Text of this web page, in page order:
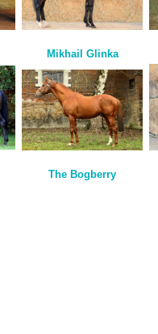
Mikhail Glinka
The Bogberry